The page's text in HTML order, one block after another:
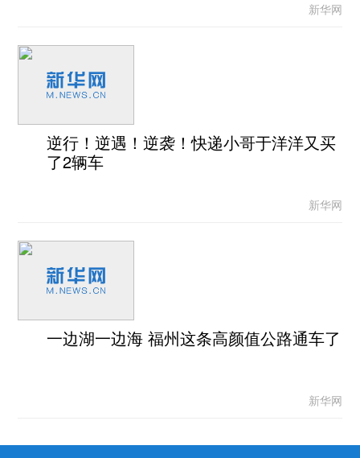
新华网
逆行！逆遇！逆袭！快递小哥于洋洋又买
了2辆车
新华网
一边湖一边海 福州这条高颜值公路通车了
新华网